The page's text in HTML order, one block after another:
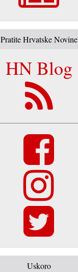
Pratite Hrvatske Novine
HN Blog
Uskoro